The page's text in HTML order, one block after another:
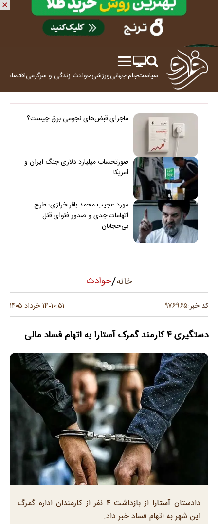
سیاستجام جهانیورزشیحوادث زندگی و سرگرمیاقتصاد
ماجرای قبض‌های نجومی برق چیست؟
صورتحساب میلیارد دلاری جنگ ایران و
آمریکا
مورد عجیب محمد باقر خرازی؛ طرح
اتهامات جدی و صدور فتوای قتل
بی‌حجابان
خانه/حوادث
کد خبر:۹۷۶۹۶۵ ۱۰:۵۱-۱۴ خرداد ۱۴۰۵
دستگیری ۴ کارمند گمرک آستارا به اتهام فساد مالی
دادستان آستارا از بازداشت ۴ نفر از کارمندان اداره گمرگ
این شهر به اتهام فساد خبر داد.